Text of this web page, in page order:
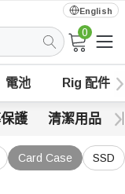
English
0
電池 Rig 配件
護 清潔用品
Card Case SSD